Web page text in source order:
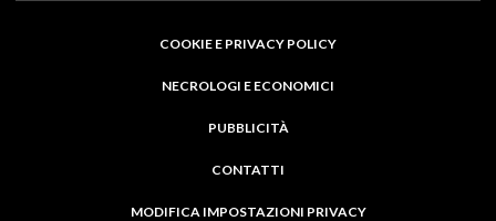
COOKIE E PRIVACY POLICY
NECROLOGI E ECONOMICI
PUBBLICITÀ
CONTATTI
MODIFICA IMPOSTAZIONI PRIVACY